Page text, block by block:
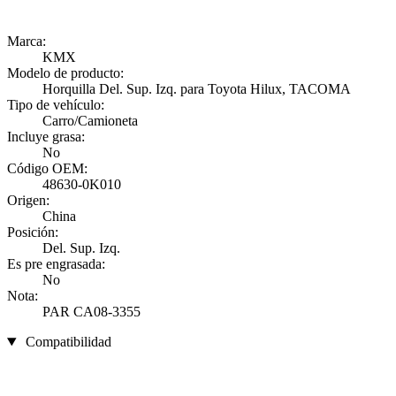
Marca:
KMX
Modelo de producto:
Horquilla Del. Sup. Izq. para Toyota Hilux, TACOMA
Tipo de vehículo:
Carro/Camioneta
Incluye grasa:
No
Código OEM:
48630-0K010
Origen:
China
Posición:
Del. Sup. Izq.
Es pre engrasada:
No
Nota:
PAR CA08-3355
Compatibilidad